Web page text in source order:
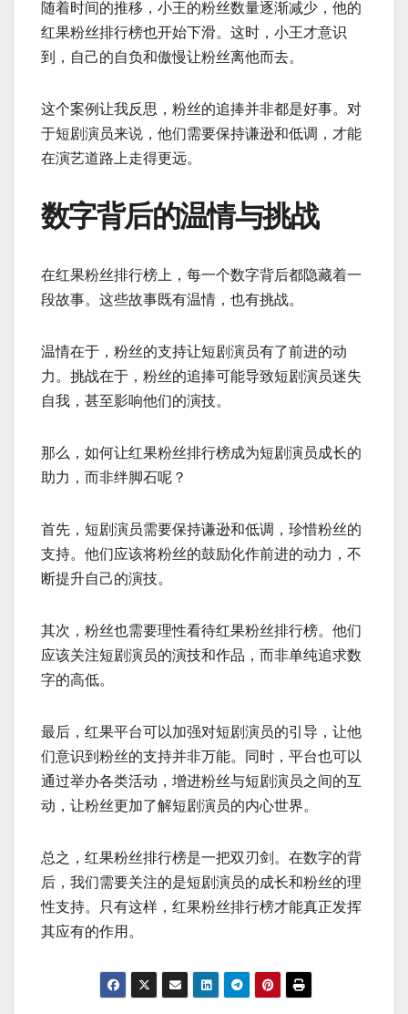
随着时间的推移，小王的粉丝数量逐渐减少，他的
红果粉丝排行榜也开始下滑。这时，小王才意识
到，自己的自负和傲慢让粉丝离他而去。
这个案例让我反思，粉丝的追捧并非都是好事。对
于短剧演员来说，他们需要保持谦逊和低调，才能
在演艺道路上走得更远。
数字背后的温情与挑战
在红果粉丝排行榜上，每一个数字背后都隐藏着一
段故事。这些故事既有温情，也有挑战。
温情在于，粉丝的支持让短剧演员有了前进的动
力。挑战在于，粉丝的追捧可能导致短剧演员迷失
自我，甚至影响他们的演技。
那么，如何让红果粉丝排行榜成为短剧演员成长的
助力，而非绊脚石呢？
首先，短剧演员需要保持谦逊和低调，珍惜粉丝的
支持。他们应该将粉丝的鼓励化作前进的动力，不
断提升自己的演技。
其次，粉丝也需要理性看待红果粉丝排行榜。他们
应该关注短剧演员的演技和作品，而非单纯追求数
字的高低。
最后，红果平台可以加强对短剧演员的引导，让他
们意识到粉丝的支持并非万能。同时，平台也可以
通过举办各类活动，增进粉丝与短剧演员之间的互
动，让粉丝更加了解短剧演员的内心世界。
总之，红果粉丝排行榜是一把双刃剑。在数字的背
后，我们需要关注的是短剧演员的成长和粉丝的理
性支持。只有这样，红果粉丝排行榜才能真正发挥
其应有的作用。